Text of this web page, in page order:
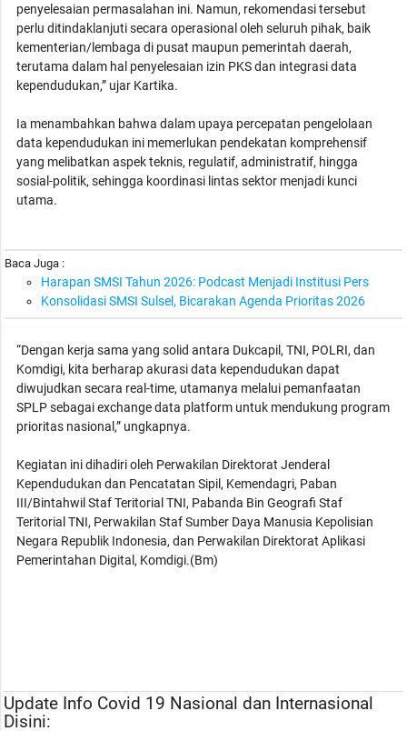
penyelesaian permasalahan ini. Namun, rekomendasi tersebut
perlu ditindaklanjuti secara operasional oleh seluruh pihak, baik
kementerian/lembaga di pusat maupun pemerintah daerah,
terutama dalam hal penyelesaian izin PKS dan integrasi data
kependudukan,” ujar Kartika.
Ia menambahkan bahwa dalam upaya percepatan pengelolaan
data kependudukan ini memerlukan pendekatan komprehensif
yang melibatkan aspek teknis, regulatif, administratif, hingga
sosial-politik, sehingga koordinasi lintas sektor menjadi kunci
utama.
Baca Juga :
Harapan SMSI Tahun 2026: Podcast Menjadi Institusi Pers
Konsolidasi SMSI Sulsel, Bicarakan Agenda Prioritas 2026
“Dengan kerja sama yang solid antara Dukcapil, TNI, POLRI, dan
Komdigi, kita berharap akurasi data kependudukan dapat
diwujudkan secara real-time, utamanya melalui pemanfaatan
SPLP sebagai exchange data platform untuk mendukung program
prioritas nasional,” ungkapnya.
Kegiatan ini dihadiri oleh Perwakilan Direktorat Jenderal
Kependudukan dan Pencatatan Sipil, Kemendagri, Paban
III/Bintahwil Staf Teritorial TNI, Pabanda Bin Geografi Staf
Teritorial TNI, Perwakilan Staf Sumber Daya Manusia Kepolisian
Negara Republik Indonesia, dan Perwakilan Direktorat Aplikasi
Pemerintahan Digital, Komdigi.(Bm)
Update Info Covid 19 Nasional dan Internasional
Disini: